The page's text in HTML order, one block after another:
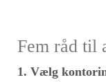
Fem råd til
1. Vælg